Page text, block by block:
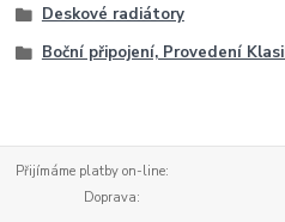
Deskové radiátory
Boční připojení, Provedení
Přijímáme
Doprava: